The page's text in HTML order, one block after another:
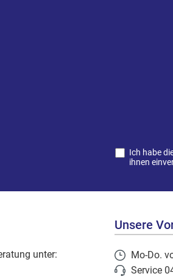
Ich habe
ihnen
unter:
Unsere
Mo-Do.
Service